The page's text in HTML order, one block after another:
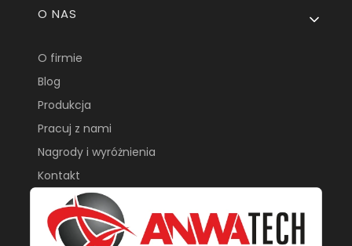
O NAS
O firmie
Blog
Produkcja
Pracuj z nami
Nagrody i wyróżnienia
Kontakt